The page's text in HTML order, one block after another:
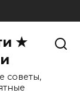
★
советы,